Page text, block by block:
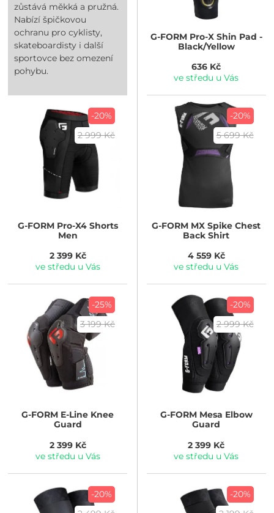
zůstává měkká a pružná.
Nabízí špičkovou
ochranu pro cyklisty,
skateboardisty i další
sportovce bez omezení
pohybu.
G-FORMPro-X Shin Pad -
Black/Yellow
636 Kč
ve středu u Vás
-20%
2 999 Kč
G-FORMPro-X4 Shorts
Men
2 399 Kč
ve středu u Vás
-20%
5 699 Kč
G-FORM MX Spike Chest
Back Shirt
4 559 Kč
ve středu u Vás
-25%
3 199 Kč
G-FORM E-Line Knee
Guard
2 399 Kč
ve středu u Vás
-20%
2 999 Kč
G-FORMMesa Elbow
Guard
2 399 Kč
ve středu u Vás
-20%
-20%